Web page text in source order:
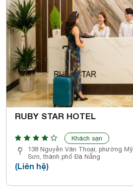
RUBY STAR HOTEL
Khách sạn
138 Nguyễn Văn Thoại, phường
Sơn, thành phố Đà Nẵng
(Liên hệ)